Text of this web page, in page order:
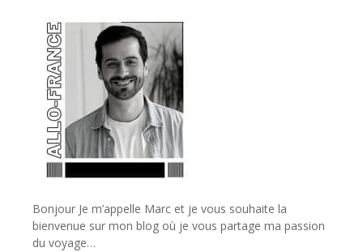
Bonjour Je m’appelle Marc et je vous souhaite la
bienvenue sur mon blog où je vous partage ma passion
du voyage…